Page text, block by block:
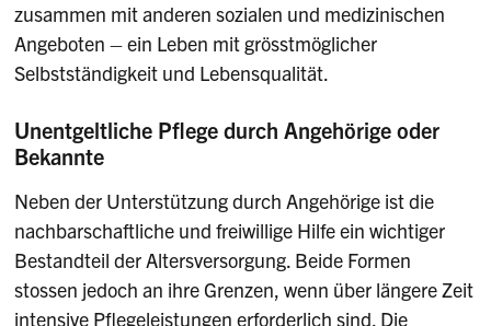
zusammen mit anderen sozialen und medizinischen
Angeboten – ein Leben mit grösstmöglicher
Selbstständigkeit und Lebensqualität.
Unentgeltliche Pflege durch Angehörige oder
Bekannte
Neben der Unterstützung durch Angehörige ist die
nachbarschaftliche und freiwillige Hilfe ein wichtiger
Bestandteil der Altersversorgung. Beide Formen
stossen jedoch an ihre Grenzen, wenn über längere Zeit
intensive Pflegeleistungen erforderlich sind. Die